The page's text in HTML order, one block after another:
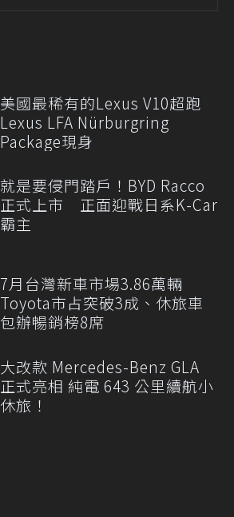
美國最稀有的Lexus V10超跑
Lexus LFA Nürburgring
Package現身
就是要侵門踏戶！BYD Racco
正式上市 正面迎戰日系K-Car
霸主
7月台灣新車市場3.86萬輛
Toyota市占突破3成、休旅車
包辦暢銷榜8席
大改款 Mercedes-Benz GLA
正式亮相 純電 643 公里續航小
休旅！